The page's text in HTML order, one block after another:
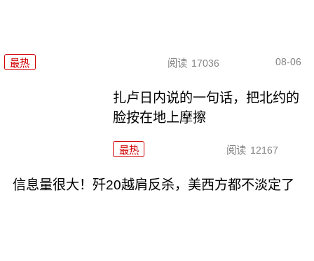
最热 阅读 17036 08-06
扎卢日内说的一句话，把北约的
脸按在地上摩擦
最热 阅读 12167
信息量很大！歼20越肩反杀，美西方都不淡定了